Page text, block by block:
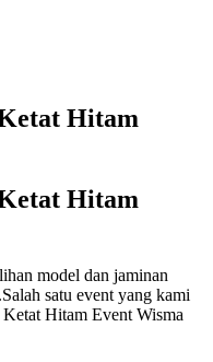
Hitam
Hitam
model dan jaminan
satu event yang kami
Hitam Event Wisma